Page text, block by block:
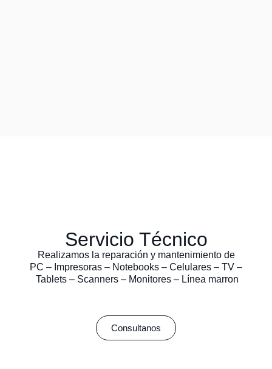
Servicio Técnico
Realizamos la reparación y mantenimiento de
PC – Impresoras – Notebooks – Celulares – TV –
Tablets – Scanners – Monitores – Línea marron
Consultanos